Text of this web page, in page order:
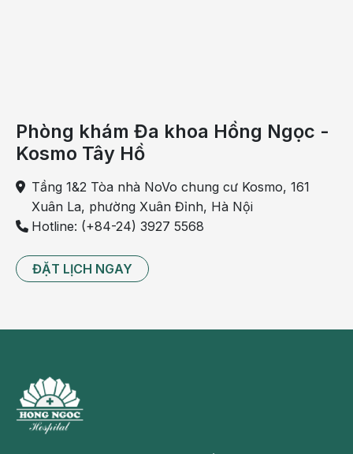
Phòng khám Đa khoa Hồng Ngọc -
Kosmo Tây Hồ
Tầng 1&2 Tòa nhà NoVo chung cư Kosmo, 161
Xuân La, phường Xuân Đỉnh, Hà Nội
Hotline: (+84-24) 3927 5568
ĐẶT LỊCH NGAY